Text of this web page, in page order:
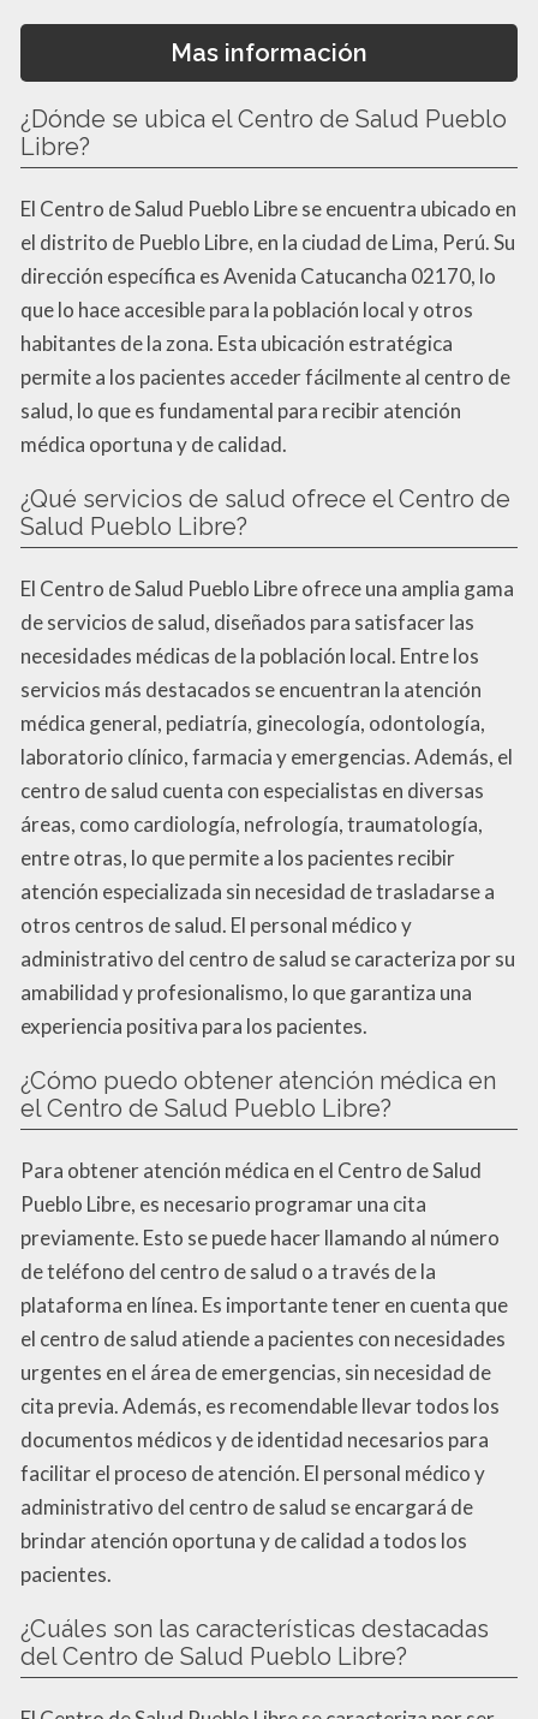
Mas información
¿Dónde se ubica el Centro de Salud Pueblo
Libre?
El Centro de Salud Pueblo Libre se encuentra ubicado en
el distrito de Pueblo Libre, en la ciudad de Lima, Perú. Su
dirección específica es Avenida Catucancha 02170, lo
que lo hace accesible para la población local y otros
habitantes de la zona. Esta ubicación estratégica
permite a los pacientes acceder fácilmente al centro de
salud, lo que es fundamental para recibir atención
médica oportuna y de calidad.
¿Qué servicios de salud ofrece el Centro de
Salud Pueblo Libre?
El Centro de Salud Pueblo Libre ofrece una amplia gama
de servicios de salud, diseñados para satisfacer las
necesidades médicas de la población local. Entre los
servicios más destacados se encuentran la atención
médica general, pediatría, ginecología, odontología,
laboratorio clínico, farmacia y emergencias. Además, el
centro de salud cuenta con especialistas en diversas
áreas, como cardiología, nefrología, traumatología,
entre otras, lo que permite a los pacientes recibir
atención especializada sin necesidad de trasladarse a
otros centros de salud. El personal médico y
administrativo del centro de salud se caracteriza por su
amabilidad y profesionalismo, lo que garantiza una
experiencia positiva para los pacientes.
¿Cómo puedo obtener atención médica en
el Centro de Salud Pueblo Libre?
Para obtener atención médica en el Centro de Salud
Pueblo Libre, es necesario programar una cita
previamente. Esto se puede hacer llamando al número
de teléfono del centro de salud o a través de la
plataforma en línea. Es importante tener en cuenta que
el centro de salud atiende a pacientes con necesidades
urgentes en el área de emergencias, sin necesidad de
cita previa. Además, es recomendable llevar todos los
documentos médicos y de identidad necesarios para
facilitar el proceso de atención. El personal médico y
administrativo del centro de salud se encargará de
brindar atención oportuna y de calidad a todos los
pacientes.
¿Cuáles son las características destacadas
del Centro de Salud Pueblo Libre?